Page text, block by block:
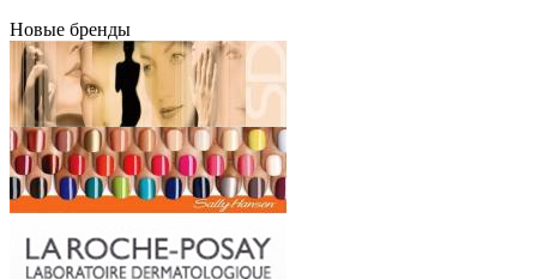
Новые бренды